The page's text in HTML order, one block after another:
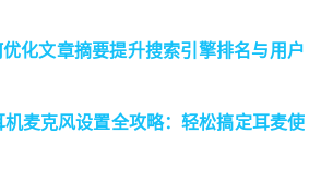
优化文章摘要提升搜索引擎排名与用户
麦克风设置全攻略：轻松搞定耳麦使